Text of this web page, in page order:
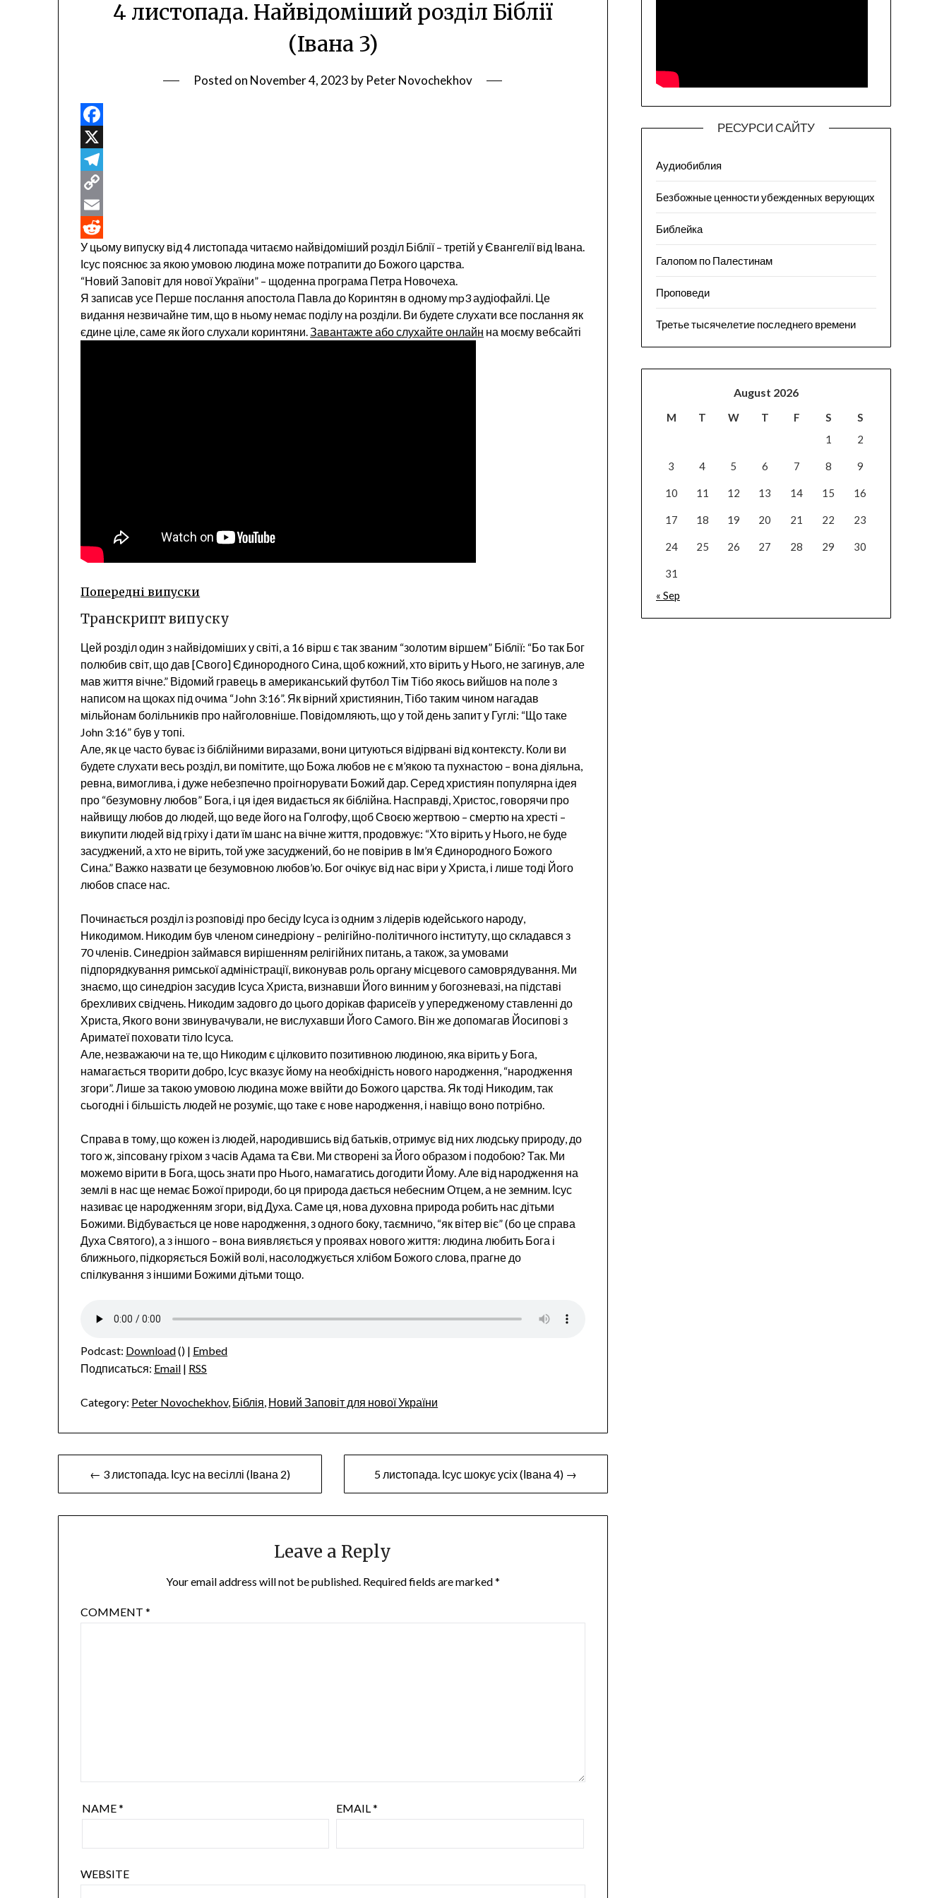
4 листопада. Найвідоміший розділ Біблії
(Івана 3)
Posted on November 4, 2023 by Peter Novochekhov
Facebook
X
Telegram
Copy
Link
Email
Reddit
У цьому випуску від 4 листопада читаємо найвідоміший розділ Біблії – третій у Євангелії від Івана.
Ісус пояснює за якою умовою людина може потрапити до Божого царства.
“Новий Заповіт для нової України” – щоденна програма Петра Новочеха.
Я записав усе Перше послання апостола Павла до Коринтян в одному mp3 аудіофайлі. Це
видання незвичайне тим, що в ньому немає поділу на розділи. Ви будете слухати все послання як
єдине ціле, саме як його слухали коринтяни.Завантажте або слухайте онлайн на моєму вебсайті
Попередні випуски
Транскрипт випуску
Цей розділ один з найвідоміших у світі, а 16 вірш є так званим “золотим віршем” Біблії: “Бо так Бог
полюбив світ, що дав [Свого] Єдинородного Сина, щоб кожний, хто вірить у Нього, не загинув, але
мав життя вічне.” Відомий гравець в американський футбол Тім Тібо якось вийшов на поле з
написом на щоках під очима “John 3:16”. Як вірний християнин, Тібо таким чином нагадав
мільйонам болільників про найголовніше. Повідомляють, що у той день запит у Гуглі: “Що таке
John 3:16” був у топі.
Але, як це часто буває із біблійними виразами, вони цитуються відірвані від контексту. Коли ви
будете слухати весь розділ, ви помітите, що Божа любов не є м’якою та пухнастою – вона діяльна,
ревна, вимоглива, і дуже небезпечно проігнорувати Божий дар. Серед християн популярна ідея
про “безумовну любов” Бога, і ця ідея видається як біблійна. Насправді, Христос, говорячи про
найвищу любов до людей, що веде його на Голгофу, щоб Своєю жертвою – смертю на хресті –
викупити людей від гріху і дати їм шанс на вічне життя, продовжує: “Хто вірить у Нього, не буде
засуджений, а хто не вірить, той уже засуджений, бо не повірив в Ім’я Єдинородного Божого
Сина.” Важко назвати це безумовною любов’ю. Бог очікує від нас віри у Христа, і лише тоді Його
любов спасе нас.
Починається розділ із розповіді про бесіду Ісуса із одним з лідерів юдейського народу,
Никодимом. Никодим був членом синедріону – релігійно-політичного інституту, що складався з
70 членів. Синедріон займався вирішенням релігійних питань, а також, за умовами
підпорядкування римської адміністрації, виконував роль органу місцевого самоврядування. Ми
знаємо, що синедріон засудив Ісуса Христа, визнавши Його винним у богозневазі, на підставі
брехливих свідчень. Никодим задовго до цього дорікав фарисеїв у упередженому ставленні до
Христа, Якого вони звинувачували, не вислухавши Його Самого. Він же допомагав Йосипові з
Ариматеї поховати тіло Ісуса.
Але, незважаючи на те, що Никодим є цілковито позитивною людиною, яка вірить у Бога,
намагається творити добро, Ісус вказує йому на необхідність нового народження, “народження
згори”. Лише за такою умовою людина може ввійти до Божого царства. Як тоді Никодим, так
сьогодні і більшість людей не розуміє, що таке є нове народження, і навіщо воно потрібно.
Справа в тому, що кожен із людей, народившись від батьків, отримує від них людську природу, до
того ж, зіпсовану гріхом з часів Адама та Єви. Ми створені за Його образом і подобою? Так. Ми
можемо вірити в Бога, щось знати про Нього, намагатись догодити Йому. Але від народження на
землі в нас ще немає Божої природи, бо ця природа дається небесним Отцем, а не земним. Ісус
називає це народженням згори, від Духа. Саме ця, нова духовна природа робить нас дітьми
Божими. Відбувається це нове народження, з одного боку, таємничо, “як вітер віє” (бо це справа
Духа Святого), а з іншого – вона виявляється у проявах нового життя: людина любить Бога і
ближнього, підкоряється Божій волі, насолоджується хлібом Божого слова, прагне до
спілкування з іншими Божими дітьми тощо.
Podcast: Download() | Embed
Подписаться: Email | RSS
Category: Peter Novochekhov, Біблія, Новий Заповіт для нової України
navigation
← 3 листопада. Ісус на весіллі (Івана 2) 5 листопада. Ісус шокує усіх (Івана 4) →
Leave a Reply
Your email address will not be published. Required fields are marked*
COMMENT*
NAME* EMAIL*
WEBSITE
РЕСУРСИ САЙТУ
Аудиобиблия
Безбожные ценности убежденных верующих
Библейка
Галопом по Палестинам
Проповеди
Третье тысячелетие последнего времени
August 2026
M T W T F S
S
1
2
3 4 5 6 7 8 9
10 11 12 13 14 15 16
17 18 19 20 21 22 23
24 25 26 27 28 29 30
31
« Sep